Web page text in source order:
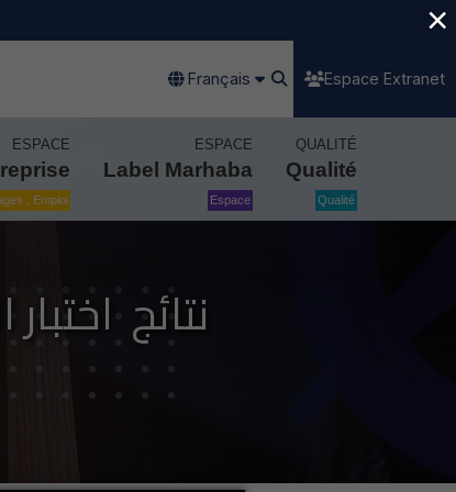
Français Espace Extranet
ESPACE
, Emploi
ESPACE
Label Marhaba
Espace
QUALITÉ
Qualité
Qualité
نتائج
×